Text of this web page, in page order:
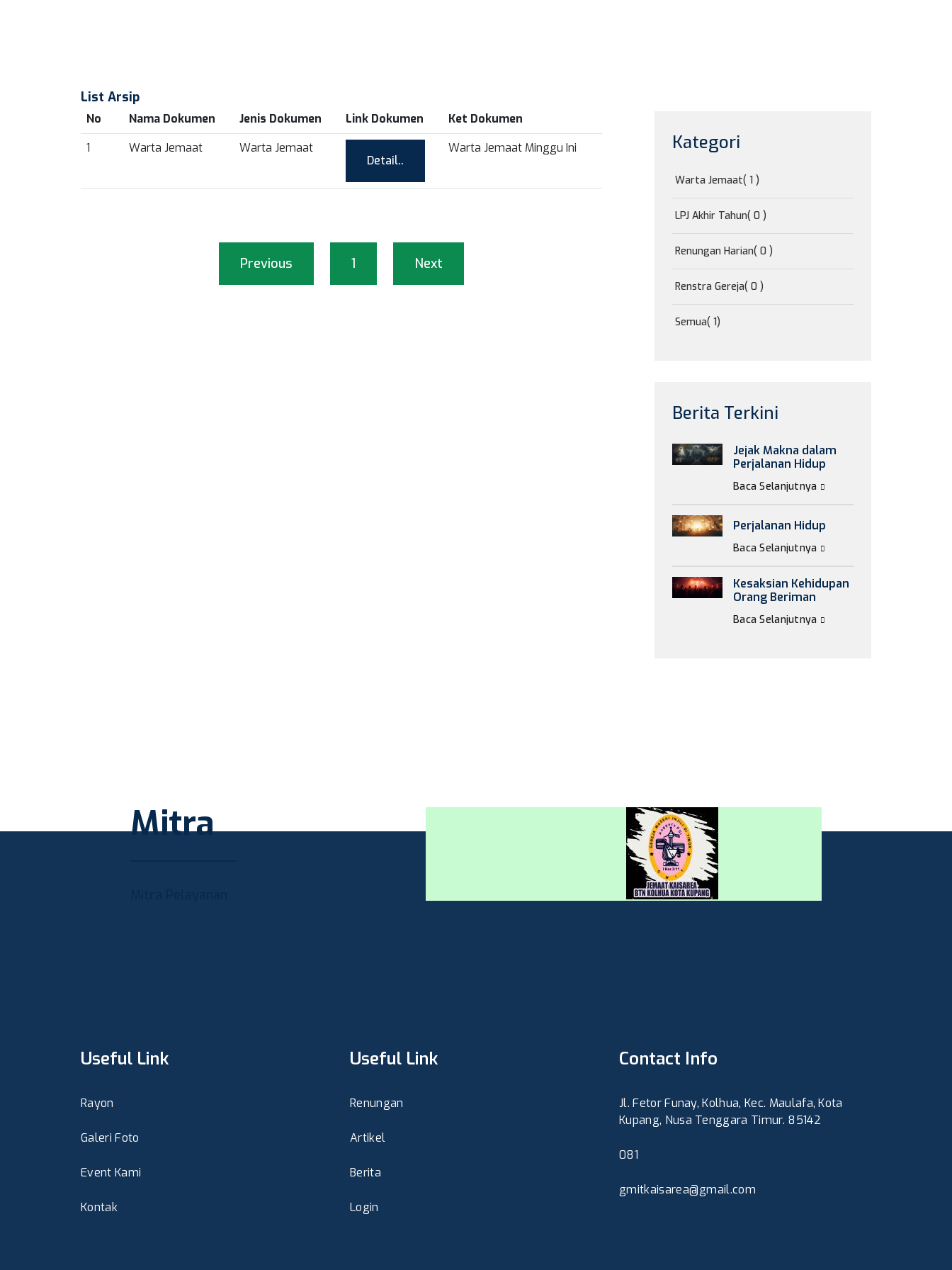
List Arsip
No Nama Dokumen Jenis Dokumen Link Dokumen
Ket Dokumen
1
Warta Jemaat
Warta Jemaat
Detail..
Warta Jemaat Minggu Ini
Previous 1 Next
Kategori
Warta Jemaat( 1 )
LPJ Akhir Tahun( 0 )
Renungan Harian( 0 )
Renstra Gereja( 0 )
Semua( 1)
Berita Terkini
Jejak Makna dalam
Perjalanan Hidup
Baca Selanjutnya
Perjalanan Hidup
Baca Selanjutnya
Kesaksian Kehidupan
Orang Beriman
Baca Selanjutnya
Mitra
Useful Link
Rayon
Galeri Foto
Event Kami
Kontak
Useful Link
Renungan
Artikel
Berita
Login
Contact Info
Jl. Fetor Funay, Kolhua, Kec. Maulafa, Kota
Kupang, Nusa Tenggara Timur. 85142
081
gmitkaisarea@gmail.com